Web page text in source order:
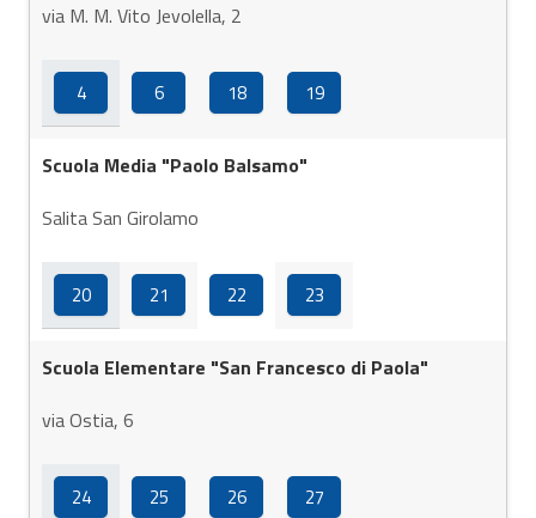
via M. M. Vito Jevolella, 2
4 6 18 19
Scuola Media "Paolo Balsamo"
Salita San Girolamo
20 21 22 23
Scuola Elementare "San Francesco di Paola"
via Ostia, 6
24 25 26 27